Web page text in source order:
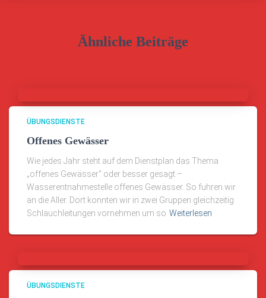
Ähnliche Beiträge
ÜBUNGSDIENSTE
Offenes Gewässer
Wie jedes Jahr steht auf dem Dienstplan das Thema
„offenes Gewässer“ oder besser gesagt –
Wasserentnahmestelle offenes Gewässer. So fuhren wir
an die Aller. Dort konnten wir in zwei Gruppen gleichzeitig
Schlauchleitungen vornehmen um so Weiterlesen
ÜBUNGSDIENSTE